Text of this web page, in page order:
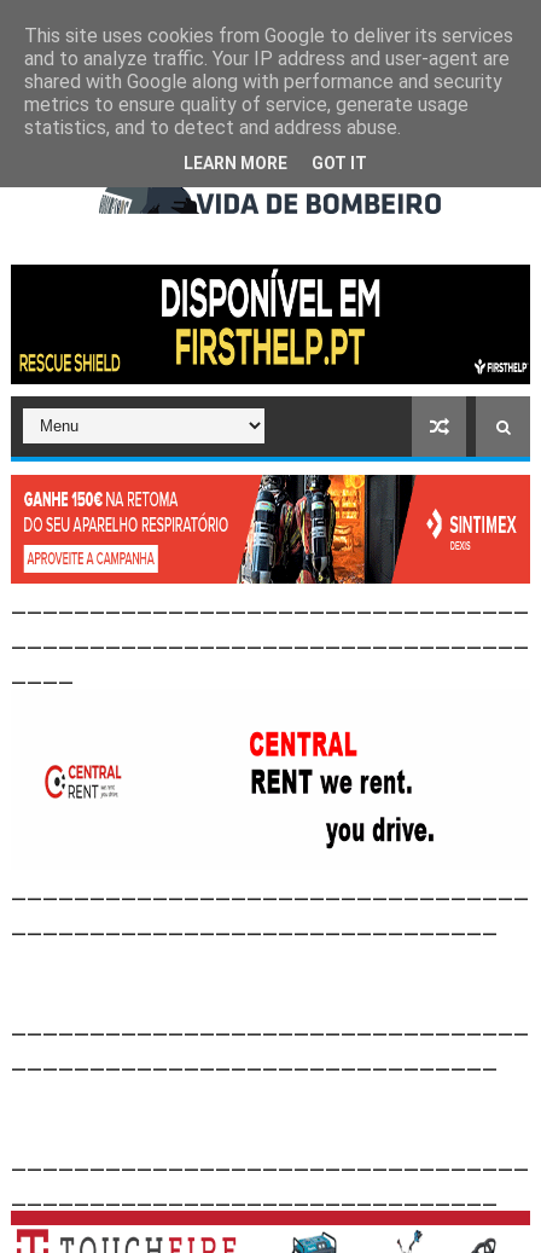
This site uses cookies from Google to deliver its services
and to analyze traffic. Your IP address and user-agent are
shared with Google along with performance and security
metrics to ensure quality of service, generate usage
statistics, and to detect and address abuse.
LEARN MORE GOT IT